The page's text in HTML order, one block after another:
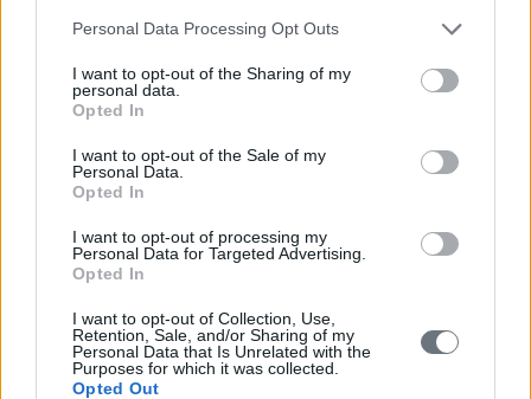
Personal Data Processing Opt Outs
I want to opt-out of the Sharing of my
personal data.
Opted In
I want to opt-out of the Sale of my
Personal Data.
Opted In
I want to opt-out of processing my
Personal Data for Targeted Advertising.
Opted In
I want to opt-out of Collection, Use,
Retention, Sale, and/or Sharing of my
Personal Data that Is Unrelated with the
Purposes for which it was collected.
Opted Out